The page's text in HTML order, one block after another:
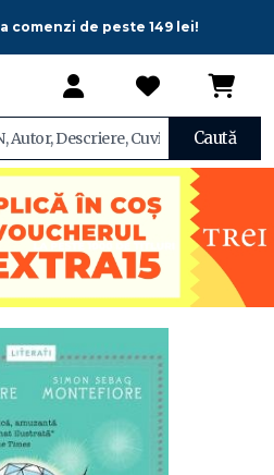
comenzi de peste 149 lei!
Caută